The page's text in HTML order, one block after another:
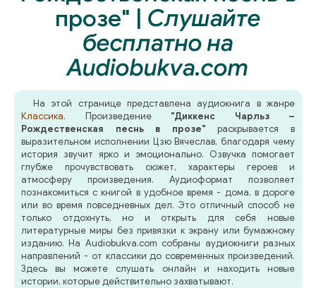
прозе" | Слушайте
бесплатно на
Audiobukva.com
На этой странице представлена аудиокнига в жанре
Классика. Произведение "Диккенс Чарльз –
Рождественская песнь в прозе" раскрывается в
выразительном исполнении Цзю Вячеслав, благодаря чему
история звучит ярко и эмоционально. Озвучка помогает
глубже прочувствовать сюжет, характеры героев и
атмосферу произведения. Аудиоформат позволяет
познакомиться с книгой в удобное время - дома, в дороге
или во время повседневных дел. Это отличный способ не
только отдохнуть, но и открыть для себя новые
литературные миры без привязки к экрану или бумажному
изданию. На Audiobukva.com собраны аудиокниги разных
направлений - от классики до современных произведений.
Здесь вы можете слушать онлайн и находить новые
истории, которые действительно захватывают.